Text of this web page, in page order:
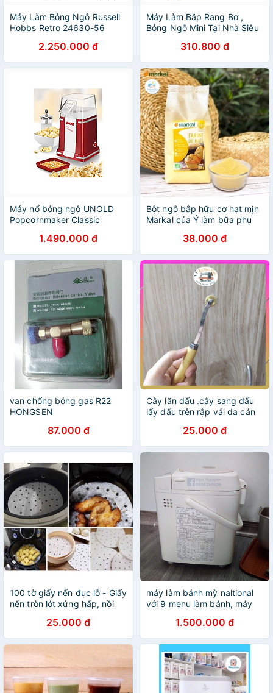
Máy Làm Bỏng Ngô Russell
Hobbs Retro 24630-56
2.250.000 đ
Máy Làm Bắp Rang Bơ ,
Bỏng Ngô Mini Tại Nhà Siêu
Hãng MINIIN310.800 đ
Máy nổ bỏng ngô UNOLD
Popcornmaker Classic
1.490.000 đ
Bột ngô bắp hữu cơ hạt mịn
Markal của Ý làm bữa phụ
38.000 đ
van chống bỏng gas R22
HONGSEN
87.000 đ
Cây lăn dấu .cây sang dấu
lấy dấu trên rập vải da cán
25.000 đ
100 tờ giấy nến đục lỗ - Giấy
nến tròn lót xửng hấp, nồi
bao, ngô, khoai, sắn (GN21)
25.000 đ
máy làm bánh mỳ naltional
với 9 menu làm bánh, máy
dùng cho gia đình, máy đã
test làm bánh…
1.500.000 đ